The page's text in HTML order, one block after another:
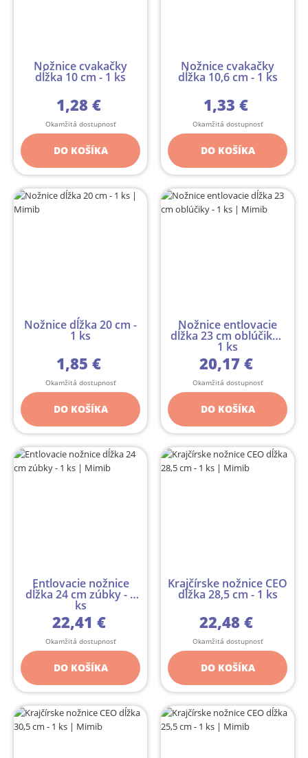
Nožnice cvakačky
dĺžka 10 cm - 1 ks
1,28 €
Okamžitá dostupnosť
DO KOŠÍKA
Nožnice cvakačky
dĺžka 10,6 cm - 1 ks
1,33 €
Okamžitá dostupnosť
DO KOŠÍKA
Nožnice dĺžka 20 cm -
1 ks
1,85 €
Okamžitá dostupnosť
DO KOŠÍKA
Nožnice entlovacie
dĺžka 23 cm oblúčiky -
1 ks
20,17 €
Okamžitá dostupnosť
DO KOŠÍKA
Entlovacie nožnice
dĺžka 24 cm zúbky - 1
ks
22,41 €
Okamžitá dostupnosť
DO KOŠÍKA
Krajčírske nožnice CEO
dĺžka 28,5 cm - 1 ks
22,48 €
Okamžitá dostupnosť
DO KOŠÍKA